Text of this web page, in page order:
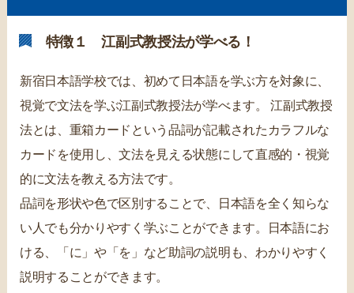
特徴１ 江副式教授法が学べる！
新宿日本語学校では、初めて日本語を学ぶ方を対象に、
視覚で文法を学ぶ江副式教授法が学べます。 江副式教授
法とは、重箱カードという品詞が記載されたカラフルな
カードを使用し、文法を見える状態にして直感的・視覚
的に文法を教える方法です。
品詞を形状や色で区別することで、日本語を全く知らな
い人でも分かりやすく学ぶことができます。日本語にお
ける、「に」や「を」など助詞の説明も、わかりやすく
説明することができます。